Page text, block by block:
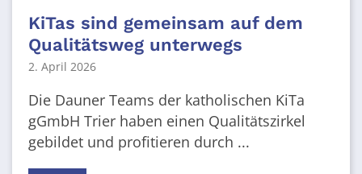
KiTas sind gemeinsam auf dem
Qualitätsweg unterwegs
2. April 2026
Die Dauner Teams der katholischen KiTa
gGmbH Trier haben einen Qualitätszirkel
gebildet und profitieren durch ...